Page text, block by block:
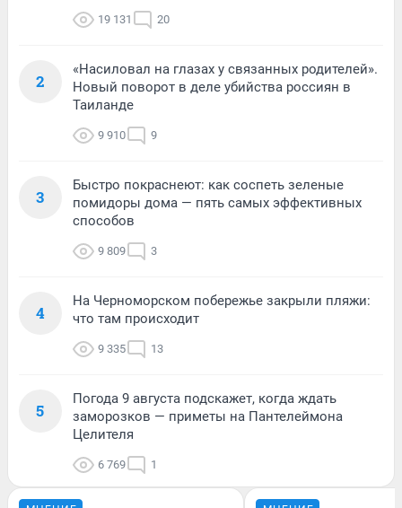
19 131 20
2
«Насиловал на глазах у связанных родителей».
Новый поворот в деле убийства россиян в
Таиланде
9 910 9
3
Быстро покраснеют: как соспеть зеленые
помидоры дома — пять самых эффективных
способов
9 809 3
4
На Черноморском побережье закрыли пляжи:
что там происходит
9 335 13
5
Погода 9 августа подскажет, когда ждать
заморозков — приметы на Пантелеймона
Целителя
6 769 1